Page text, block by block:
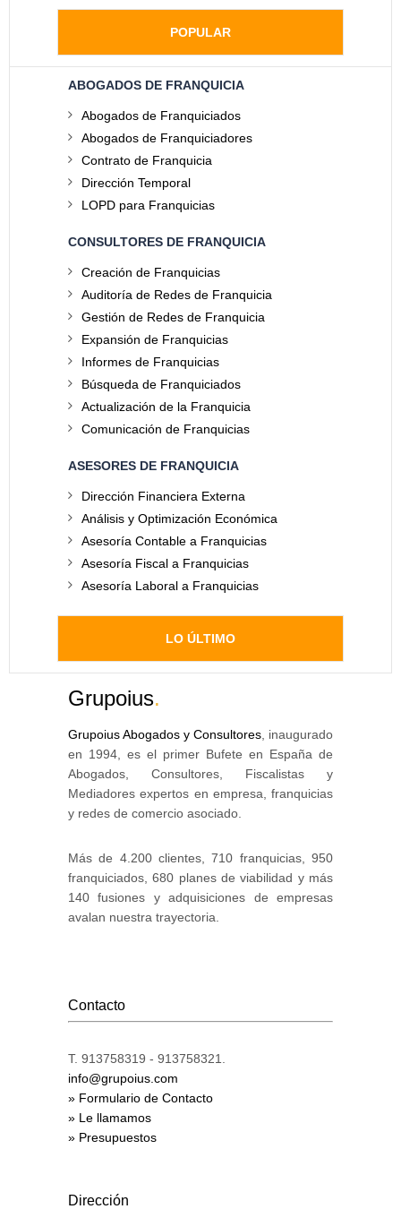
POPULAR
ABOGADOS DE FRANQUICIA
Abogados de Franquiciados
Abogados de Franquiciadores
Contrato de Franquicia
Dirección Temporal
LOPD para Franquicias
CONSULTORES DE FRANQUICIA
Creación de Franquicias
Auditoría de Redes de Franquicia
Gestión de Redes de Franquicia
Expansión de Franquicias
Informes de Franquicias
Búsqueda de Franquiciados
Actualización de la Franquicia
Comunicación de Franquicias
ASESORES DE FRANQUICIA
Dirección Financiera Externa
Análisis y Optimización Económica
Asesoría Contable a Franquicias
Asesoría Fiscal a Franquicias
Asesoría Laboral a Franquicias
LO ÚLTIMO
Grupoius.
Grupoius Abogados y Consultores , inaugurado
en 1994, es el primer Bufete en España de
Abogados, Consultores, Fiscalistas y
Mediadores expertos en empresa, franquicias
y redes de comercio asociado.
Más de 4.200 clientes, 710 franquicias, 950
franquiciados, 680 planes de viabilidad y más
140 fusiones y adquisiciones de empresas
avalan nuestra trayectoria.
Contacto
T. 913758319 - 913758321.
info@grupoius.com
» Formulario de Contacto
» Le llamamos
» Presupuestos
Dirección